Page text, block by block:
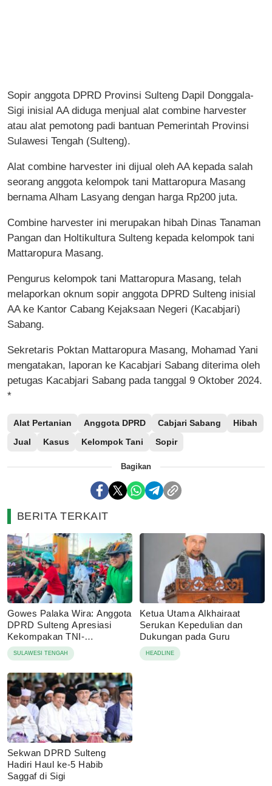
Sopir anggota DPRD Provinsi Sulteng Dapil Donggala-
Sigi inisial AA diduga menjual alat combine harvester
atau alat pemotong padi bantuan Pemerintah Provinsi
Sulawesi Tengah (Sulteng).
Alat combine harvester ini dijual oleh AA kepada salah
seorang anggota kelompok tani Mattaropura Masang
bernama Alham Lasyang dengan harga Rp200 juta.
Combine harvester ini merupakan hibah Dinas Tanaman
Pangan dan Holtikultura Sulteng kepada kelompok tani
Mattaropura Masang.
Pengurus kelompok tani Mattaropura Masang, telah
melaporkan oknum sopir anggota DPRD Sulteng inisial
AA ke Kantor Cabang Kejaksaan Negeri (Kacabjari)
Sabang.
Sekretaris Poktan Mattaropura Masang, Mohamad Yani
mengatakan, laporan ke Kacabjari Sabang diterima oleh
petugas Kacabjari Sabang pada tanggal 9 Oktober 2024.
*
Alat Pertanian Anggota DPRD Cabjari Sabang
Hibah
Jual
Kasus Kelompok Tani Sopir
Bagikan
BERITA TERKAIT
Gowes Palaka Wira: Anggota
DPRD Sulteng Apresiasi
Kekompakan TNI-
Masyarakat
SULAWESI TENGAH
Ketua Utama Alkhairaat
Serukan Kepedulian dan
Dukungan pada Guru
HEADLINE
Sekwan DPRD Sulteng
Hadiri Haul ke-5 Habib
Saggaf di Sigi